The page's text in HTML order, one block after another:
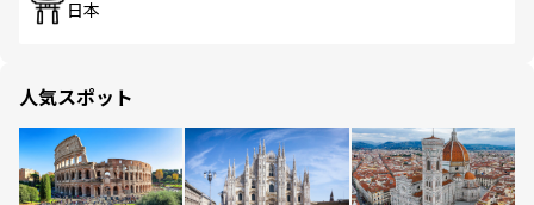
日本
人気スポット